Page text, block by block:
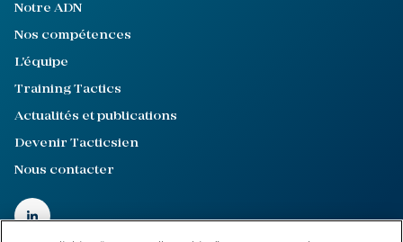
Notre ADN
Nos compétences
L'équipe
Training Tactics
Actualités et publications
Devenir Tacticsien
Nous contacter